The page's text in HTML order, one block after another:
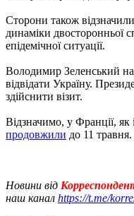
Сторони також
динаміки двосторонньої
епідемічної ситуації.
Володимир Зеленський
відвідати Україну.
здійснити візит.
Відзначимо, у Франції, як
продовжили до 11 травня.
Новини від
наш канал https://t.me/